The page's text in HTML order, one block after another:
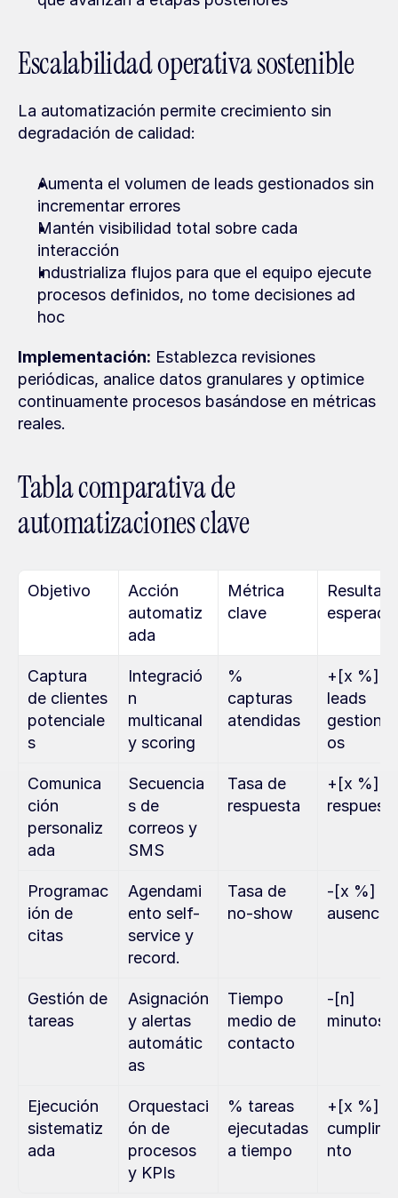
Escalabilidad operativa sostenible
La automatización permite crecimiento sin
degradación de calidad:
Aumenta el volumen de leads gestionados sin
incrementar errores
Mantén visibilidad total sobre cada
interacción
Industrializa flujos para que el equipo ejecute
procesos definidos, no tome decisiones ad
hoc
Implementación: Establezca revisiones
periódicas, analice datos granulares y optimice
continuamente procesos basándose en métricas
reales.
Tabla comparativa de
automatizaciones clave
Objetivo
Acción
automatiz
ada
Métrica
clave
esperado
Captura
de clientes
potenciale
s
Integració
n
multicanal
y scoring
%
capturas
atendidas
+[x %]
leads
os
Comunica
ción
personaliz
ada
Secuencia
s de
correos y
SMS
Tasa de
respuesta
+[x %]
Programac
ión de
citas
Agendami
ento self-
service y
record.
Tasa de
no-show
-[x %]
Gestión de
tareas
Asignación
y alertas
automátic
as
Tiempo
medio de
contacto
-[n]
minutos
Ejecución
sistematiz
ada
Orquestaci
ón de
procesos
y KPIs
% tareas
ejecutadas
a tiempo
+[x %]
nto